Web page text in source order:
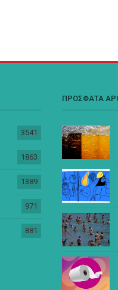
3541
1863
1389
971
881
ΠΡΟΣΦΑΤΑ